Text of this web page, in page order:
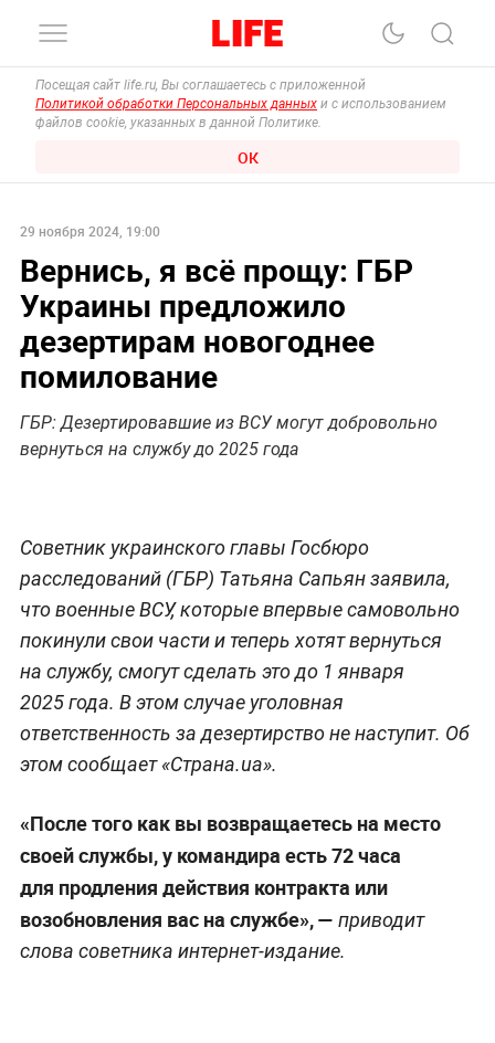
Посещая сайт life.ru, Вы соглашаетесь с приложенной
Политикой обработки Персональных данных и с использованием
файлов cookie, указанных в данной Политике.
ОК
29 ноября 2024, 19:00
Вернись, я всё прощу: ГБР
Украины предложило
дезертирам новогоднее
помилование
ГБР: Дезертировавшие из ВСУ могут добровольно
вернуться на службу до 2025 года
Советник украинского главы Госбюро
расследований (ГБР) Татьяна Сапьян заявила,
что военные ВСУ, которые впервые самовольно
покинули свои части и теперь хотят вернуться
на службу, смогут сделать это до 1 января
2025 года. В этом случае уголовная
ответственность за дезертирство не наступит. Об
этом сообщает «Страна.ua».
«После того как вы возвращаетесь на место
своей службы, у командира есть 72 часа
для продления действия контракта или
возобновления вас на службе», — приводит
слова советника интернет-издание.